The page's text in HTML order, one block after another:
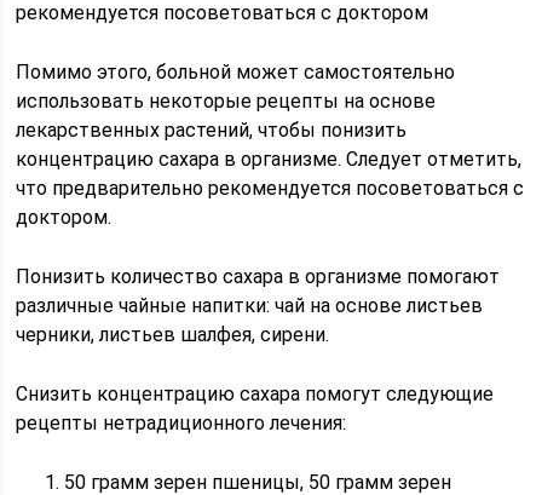
рекомендуется посоветоваться с доктором
Помимо этого, больной может самостоятельно
использовать некоторые рецепты на основе
лекарственных растений, чтобы понизить
концентрацию сахара в организме. Следует отметить,
что предварительно рекомендуется посоветоваться с
доктором.
Понизить количество сахара в организме помогают
различные чайные напитки: чай на основе листьев
черники, листьев шалфея, сирени.
Снизить концентрацию сахара помогут следующие
рецепты нетрадиционного лечения:
50 грамм зерен пшеницы, 50 грамм зерен